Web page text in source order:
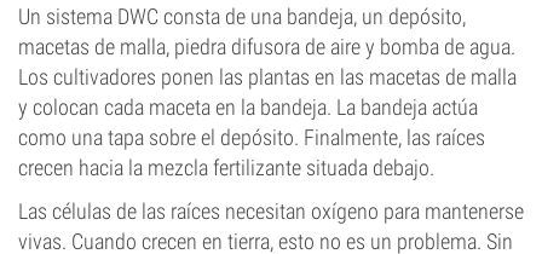
Un sistema DWC consta de una bandeja, un depósito,
macetas de malla, piedra difusora de aire y bomba de agua.
Los cultivadores ponen las plantas en las macetas de malla
y colocan cada maceta en la bandeja. La bandeja actúa
como una tapa sobre el depósito. Finalmente, las raíces
crecen hacia la mezcla fertilizante situada debajo.
Las células de las raíces necesitan oxígeno para mantenerse
vivas. Cuando crecen en tierra, esto no es un problema. Sin